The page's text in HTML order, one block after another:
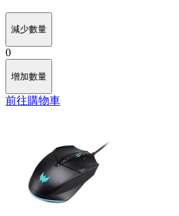
減少數量
0
增加數量
前往購物車